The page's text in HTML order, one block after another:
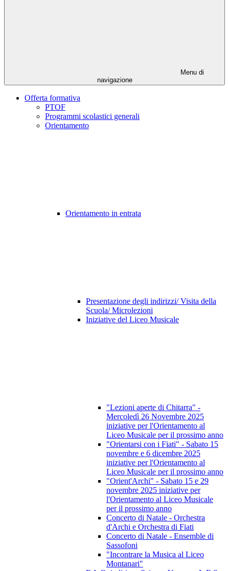
Menu di
navigazione
Offerta formativa
PTOF
Programmi scolastici generali
Orientamento
Orientamento in entrata
Presentazione degli indirizzi/ Visita della
Scuola/ Microlezioni
Iniziative del Liceo Musicale
"Lezioni aperte di Chitarra" -
Mercoledì 26 Novembre 2025
iniziative per l'Orientamento al
Liceo Musicale per il prossimo anno
"Orientarsi con i Fiati" - Sabato 15
novembre e 6 dicembre 2025
iniziative per l'Orientamento al
Liceo Musicale per il prossimo anno
"Orient'Archi" - Sabato 15 e 29
novembre 2025 iniziative per
l'Orientamento al Liceo Musicale
per il prossimo anno
Concerto di Natale - Orchestra
d'Archi e Orchestra di Fiati
Concerto di Natale - Ensemble di
Sassofoni
"Incontrare la Musica al Liceo
Montanari"